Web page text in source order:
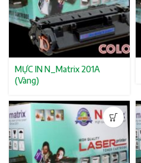
MỰC IN N_Matrix 201A
(Vàng)